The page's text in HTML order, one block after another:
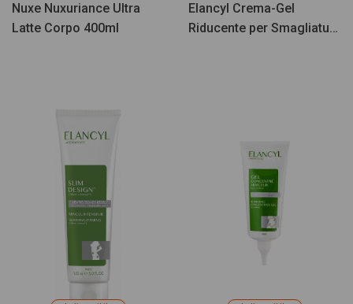
Nuxe Nuxuriance Ultra
Latte Corpo 400ml
Elancyl Crema-Gel
Riducente per Smagliature